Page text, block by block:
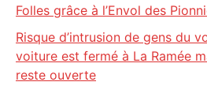
Folles grâce à l’Envol des
Risque d’intrusion de gens du
voiture est fermé à La Ramée
reste ouverte